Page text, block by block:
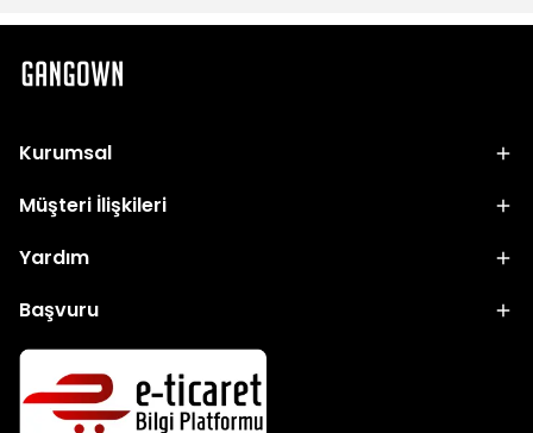
Kurumsal
Müşteri İlişkileri
Yardım
Başvuru